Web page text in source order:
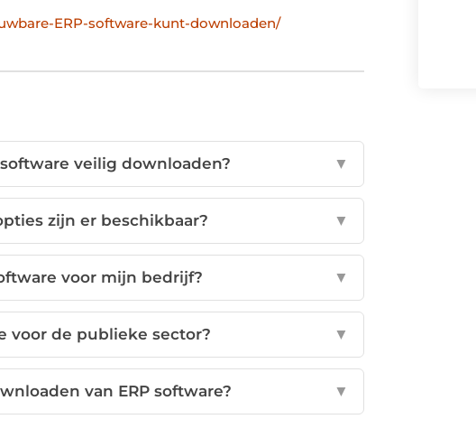
ERP-software-kunt-downloaden/
veilig downloaden? ▼
zijn er beschikbaar? ▼
voor mijn bedrijf? ▼
voor de publieke sector? ▼
van ERP software? ▼